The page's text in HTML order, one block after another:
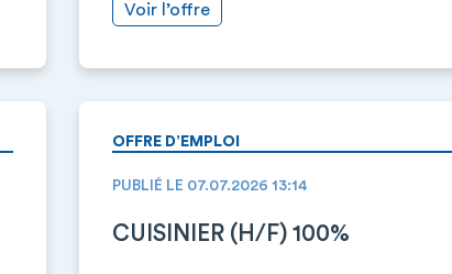
Voir l’offre
OFFRE D’EMPLOI
PUBLIÉ LE 07.07.2026 13:14
CUISINIER (H/F) 100%